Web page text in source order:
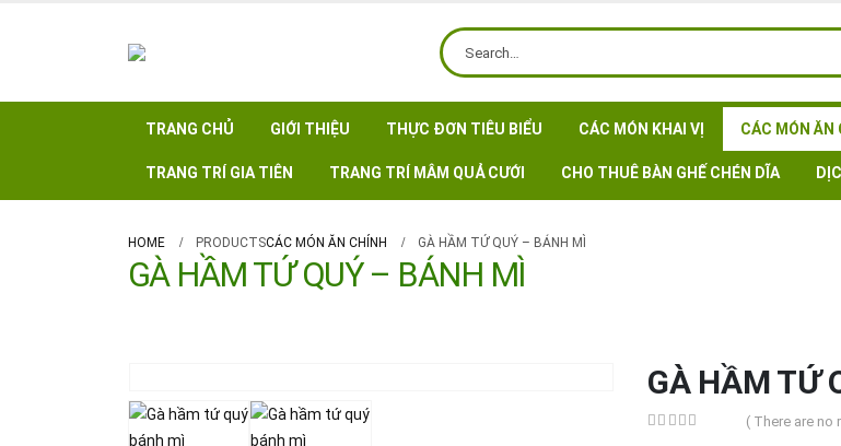
TRANG CHỦ GIỚI THIỆU THỰC ĐƠN TIÊU BIỂU CÁC MÓN KHAI VỊ CÁC MÓN ĂN
TRANG TRÍ GIA TIÊN TRANG TRÍ MÂM QUẢ CƯỚI CHO THUÊ BÀN GHẾ CHÉN DĨA
HOME PRODUCTSCÁC MÓN ĂN CHÍNH GÀ HẦM TỨ QUÝ – BÁNH MÌ
GÀ HẦM TỨ QUÝ – BÁNH MÌ
GÀ HẦM TỨ
( There are no